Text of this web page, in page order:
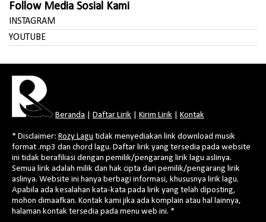
Follow Media Sosial Kami
INSTAGRAM
YOUTUBE
Beranda Daftar Lirik Kirim Lirik Kontak
* Disclaimer: Rozy Lagu tidak menyediakan link download musik
format .mp3 dan chord lagu. Daftar lirik yang tersedia pada website
ini tidak berafiliasi dengan pemilik/pengarang lirik lagu aslinya.
Semua lirik adalah milik dan hak cipta dari pemilik/pengarang lirik
aslinya. Website ini hanya berbagi informasi, khususnya lirik lagu.
Apabila ada kesalahan kata-kata pada lirik yang telah diposting,
mohon dimaafkan. Kontak kami jika ada komplain atau hal lainnya,
halaman kontak tersedia pada menu web ini. *